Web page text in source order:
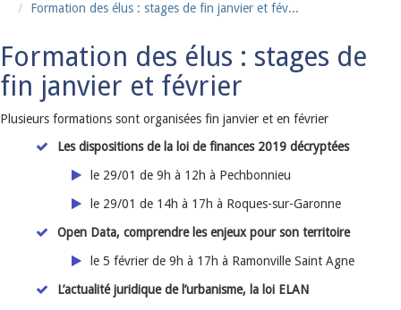
Formation des élus : stages de fin janvier et fév...
Formation des élus : stages de
fin janvier et février
Plusieurs formations sont organisées fin janvier et en février
Les dispositions de la loi de finances 2019 décryptées
le 29/01 de 9h à 12h à Pechbonnieu
le 29/01 de 14h à 17h à Roques-sur-Garonne
Open Data, comprendre les enjeux pour son territoire
le 5 février de 9h à 17h à Ramonville Saint Agne
L’actualité juridique de l’urbanisme, la loi ELAN